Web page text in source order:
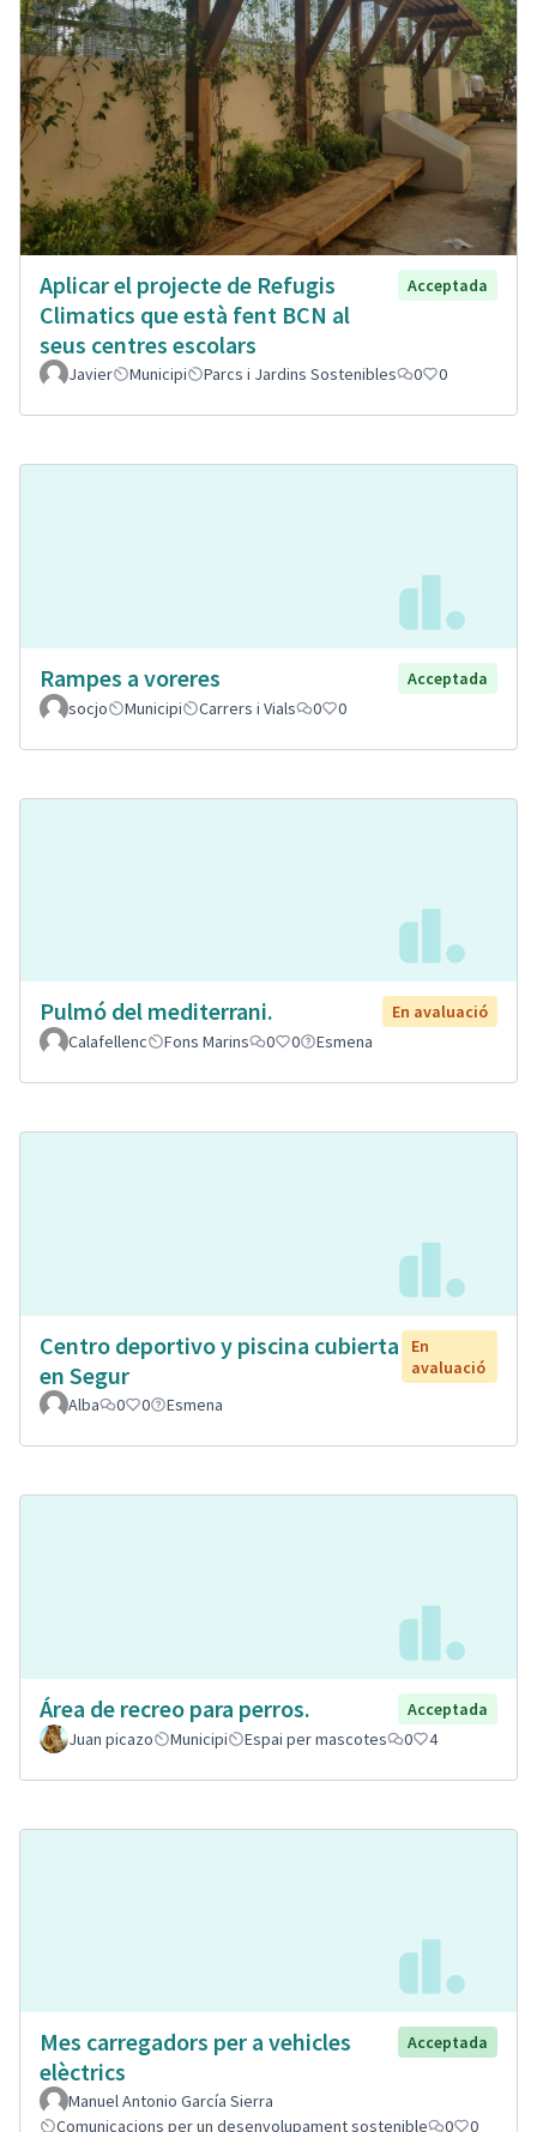
Aplicar el projecte de Refugis
Climatics que està fent BCN al
seus centres escolars
Acceptada
Javier Municipi Parcs i Jardins Sostenibles 0 0
Rampes a voreres
Acceptada
socjo
Municipi Carrers i Vials 0 0
Pulmó del mediterrani.
En avaluació
Calafellenc
Fons Marins 0 0 Esmena
Centro deportivo y piscina cubierta
en Segur
En
avaluació
Alba
0 0 Esmena
Área de recreo para perros.
Acceptada
Juan picazo
Municipi Espai per mascotes 0 4
Mes carregadors per a vehicles
elèctrics
Acceptada
Manuel Antonio García Sierra
Comunicacions per un desenvolupament sostenible
0 0